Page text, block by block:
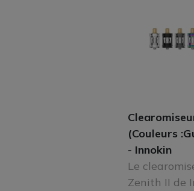
(Couleurs
- Innokin
Le
Zenith II de